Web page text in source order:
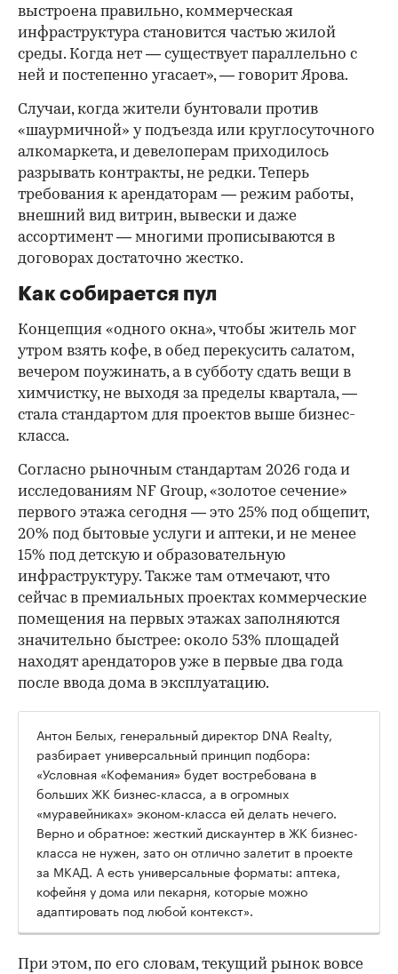
выстроена правильно, коммерческая
инфраструктура становится частью жилой
среды. Когда нет — существует параллельно с
ней и постепенно угасает», — говорит Ярова.
Случаи, когда жители бунтовали против
«шаурмичной» у подъезда или круглосуточного
алкомаркета, и девелоперам приходилось
разрывать контракты, не редки. Теперь
требования к арендаторам — режим работы,
внешний вид витрин, вывески и даже
ассортимент — многими прописываются в
договорах достаточно жестко.
Как собирается пул
Концепция «одного окна», чтобы житель мог
утром взять кофе, в обед перекусить салатом,
вечером поужинать, а в субботу сдать вещи в
химчистку, не выходя за пределы квартала, —
стала стандартом для проектов выше бизнес-
класса.
Согласно рыночным стандартам 2026 года и
исследованиям NF Group, «золотое сечение»
первого этажа сегодня — это 25% под общепит,
20% под бытовые услуги и аптеки, и не менее
15% под детскую и образовательную
инфраструктуру. Также там отмечают, что
сейчас в премиальных проектах коммерческие
помещения на первых этажах заполняются
значительно быстрее: около 53% площадей
находят арендаторов уже в первые два года
после ввода дома в эксплуатацию.
Антон Белых, генеральный директор DNA Realty,
разбирает универсальный принцип подбора:
«Условная «Кофемания» будет востребована в
больших ЖК бизнес-класса, а в огромных
«муравейниках» эконом-класса ей делать нечего.
Верно и обратное: жесткий дискаунтер в ЖК бизнес-
класса не нужен, зато он отлично залетит в проекте
за МКАД. А есть универсальные форматы: аптека,
кофейня у дома или пекарня, которые можно
адаптировать под любой контекст».
При этом, по его словам, текущий рынок вовсе